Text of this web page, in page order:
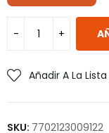
Añadir A La
SKU: 7702123009122